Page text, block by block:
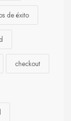
de éxito
checkout